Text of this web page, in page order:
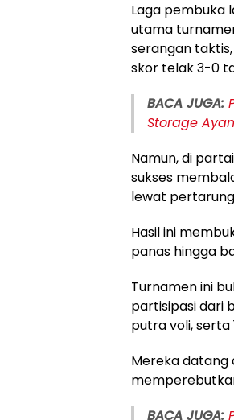
​Laga pembuka
utama
serangan
skor telak 3-0
BACA JUGA:
Storage
​Namun, di
sukses
lewat
Hasil ini
panas hingga
Turnamen ini
partisipasi dari
putra voli, serta
Mereka datang
​BACA JUGA: